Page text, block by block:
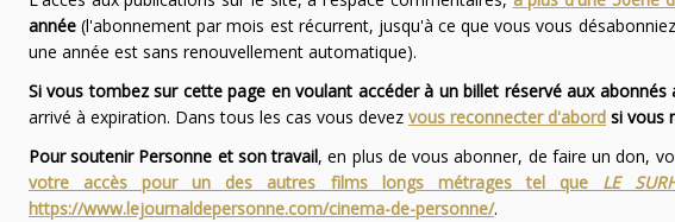
année(l'abonnement par mois est récurrent, jusqu'à ce que vous vous
une année est sans renouvellement automatique).
Si vous tombez sur cette page en voulant accéder à un billet réservé aux
arrivé à expiration. Dans tous les cas vous devez vous reconnecter d'abordsi vous
Pour soutenir Personne et son travail, en plus de vous abonner, de faire un don,
votre accès pour un des autres films longs métrages tel que LE
https://www.lejournaldepersonne.com/cinema-de-personne/.